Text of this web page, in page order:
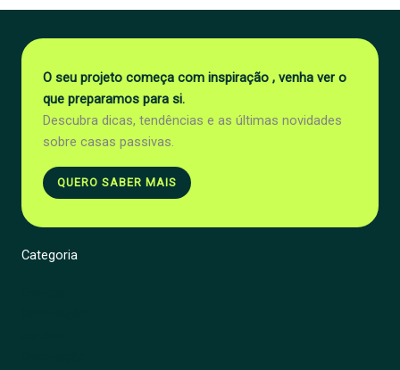
O seu projeto começa com inspiração , venha ver o
que preparamos para si.
Descubra dicas, tendências e as últimas novidades
sobre casas passivas.
QUERO SABER MAIS
Categoria